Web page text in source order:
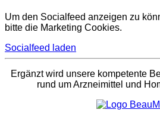
Um den Socialfeed anzeigen zu
bitte die Marketing Cookies.
Socialfeed laden
Ergänzt wird unsere kompetente
rund um Arzneimittel und